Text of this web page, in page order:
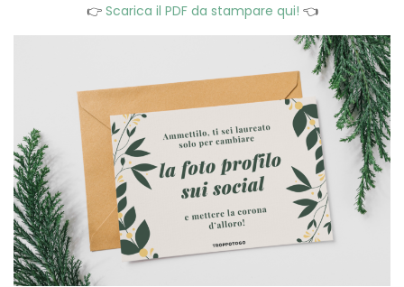
👉 Scarica il PDF da stampare qui! 👈